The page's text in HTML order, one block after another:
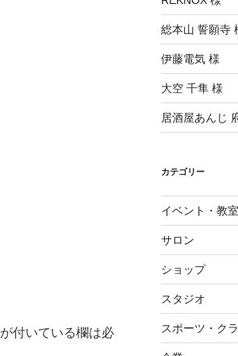
が付いている欄は必
総本山 誓願寺
伊藤電気 様
大空 千隼 様
居酒屋あんじ
カテゴリー
イベント・教室
サロン
ショップ
スタジオ
スポーツ・ク